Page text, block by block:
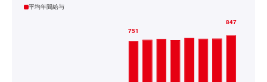
平均年間給与